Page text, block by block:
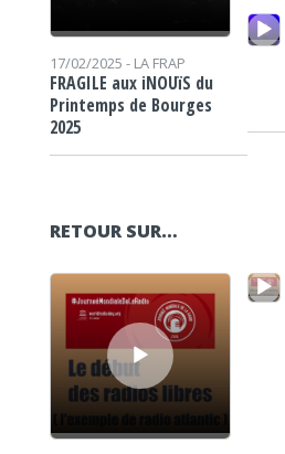
17/02/2025 - LA FRAP
FRAGILE aux iNOUïS du
Printemps de Bourges
2025
Lecteur audio
RETOUR SUR…
Lecteur audio
Lecteur audio